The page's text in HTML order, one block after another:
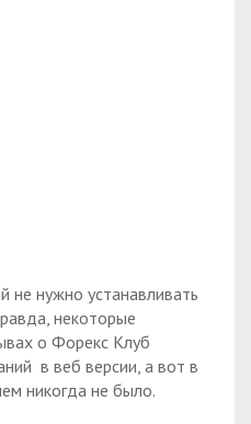
не нужно устанавливать
некоторые
о Форекс Клуб
в веб версии, а вот в
никогда не было.